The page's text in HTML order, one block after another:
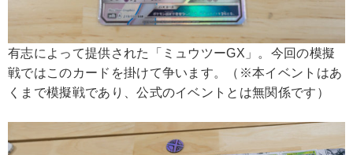
有志によって提供された「ミュウツーGX」。今回の模擬
戦ではこのカードを掛けて争います。（※本イベントはあ
くまで模擬戦であり、公式のイベントとは無関係です）